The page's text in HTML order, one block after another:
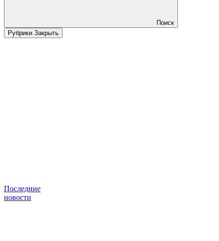
Поиск
Рубрики Закрыть
Последние
новости